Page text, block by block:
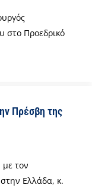
στο Προεδρικό
Πρέσβη της
τον
Ελλάδα, κ.